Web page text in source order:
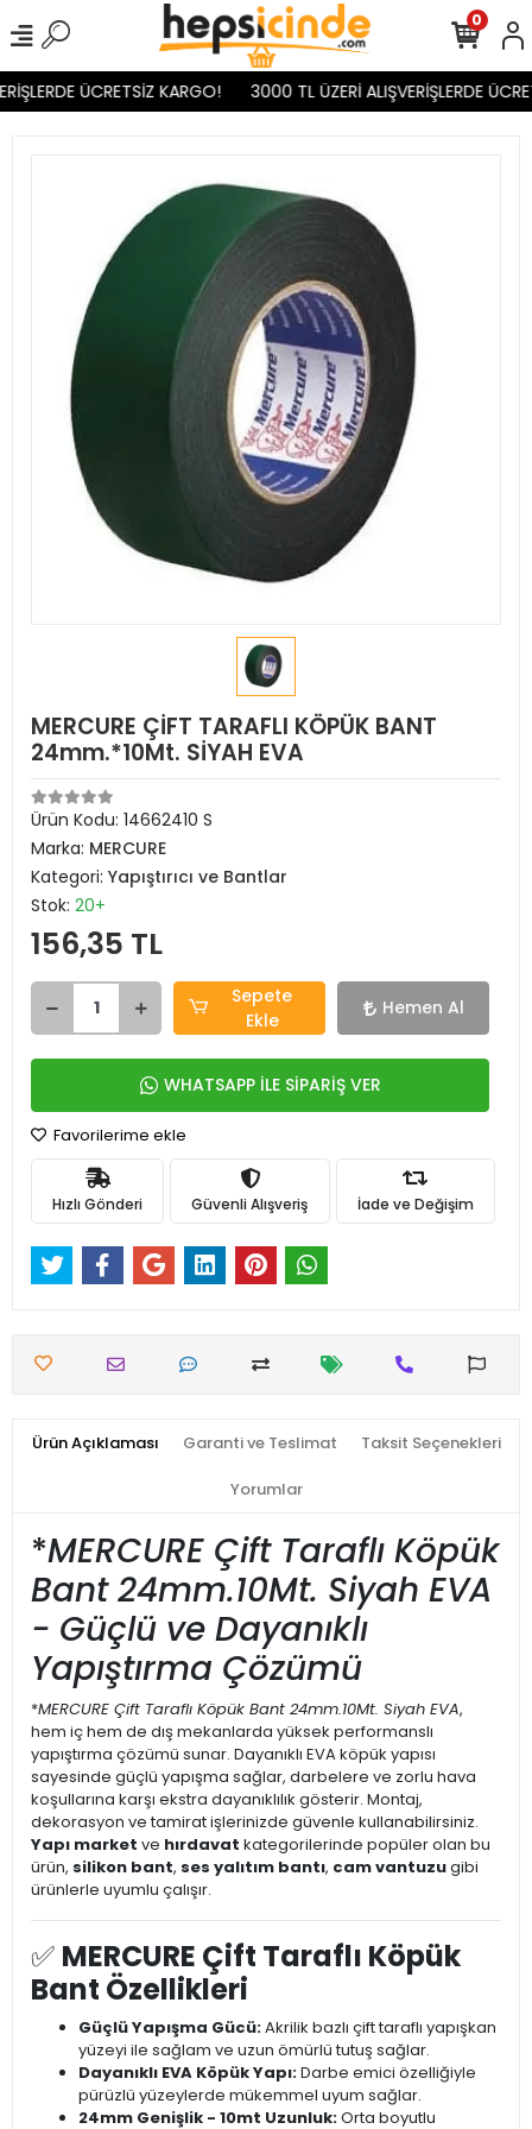
ÜCRETSİZ KARGO! 3000 TL ÜZERİ ALIŞVERİŞLERDE
0
MERCURE ÇİFT TARAFLI KÖPÜK BANT
24mm.*10Mt. SİYAH EVA
Ürün Kodu: 14662410 S
Marka: MERCURE
Kategori: Yapıştırıcı ve Bantlar
Stok: 20+
156,35 TL
Sepete
Ekle
Hemen Al
WHATSAPP İLE SİPARİŞ VER
Favorilerime ekle
Hızlı Gönderi Güvenli Alışveriş İade ve Değişim
Ürün Açıklaması Garanti ve Teslimat Taksit Seçenekleri
Yorumlar
*MERCURE Çift Taraflı Köpük
Bant 24mm.10Mt. Siyah EVA
- Güçlü ve Dayanıklı
Yapıştırma Çözümü
*MERCURE Çift Taraflı Köpük Bant 24mm.10Mt. Siyah EVA,
hem iç hem de dış mekanlarda yüksek performanslı
yapıştırma çözümü sunar. Dayanıklı EVA köpük yapısı
sayesinde güçlü yapışma sağlar, darbelere ve zorlu hava
koşullarına karşı ekstra dayanıklılık gösterir. Montaj,
dekorasyon ve tamirat işlerinizde güvenle kullanabilirsiniz.
Yapı market ve hırdavat kategorilerinde popüler olan bu
ürün, silikon bant, ses yalıtım bantı, cam vantuzugibi
ürünlerle uyumlu çalışır.
✅ MERCURE Çift Taraflı Köpük
Bant Özellikleri
Güçlü Yapışma Gücü:Akrilik bazlı çift taraflı yapışkan
yüzeyi ile sağlam ve uzun ömürlü tutuş sağlar.
Dayanıklı EVA Köpük Yapı:Darbe emici özelliğiyle
pürüzlü yüzeylerde mükemmel uyum sağlar.
24mm Genişlik - 10mt Uzunluk:Orta boyutlu